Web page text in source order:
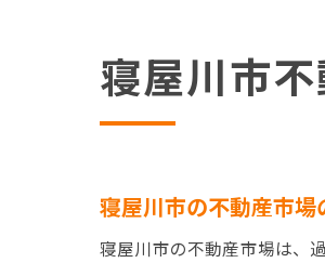
寝屋川市
寝屋川市の不動産市
寝屋川市の不動産市場は、